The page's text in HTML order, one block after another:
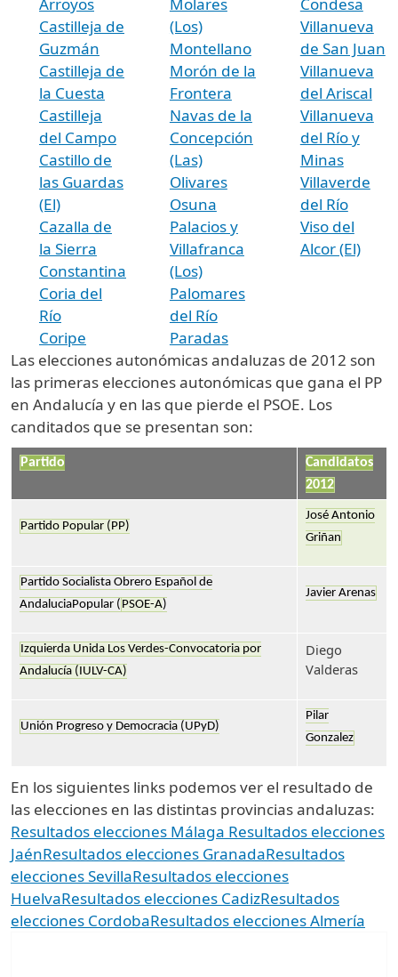
Castilleja de
Guzmán
Castilleja de
la Cuesta
Castilleja
del Campo
Castillo de
las Guardas
(El)
Cazalla de
la Sierra
Constantina
Coria del
Río
Coripe
(Los)
Montellano
Morón de la
Frontera
Navas de la
Concepción
(Las)
Olivares
Osuna
Palacios y
Villafranca
(Los)
Palomares
del Río
Paradas
Villanueva
de San Juan
Villanueva
del Ariscal
Villanueva
del Río y
Minas
Villaverde
del Río
Viso del
Alcor (El)
Las elecciones autonómicas andaluzas de 2012 son
las primeras elecciones autonómicas que gana el PP
en Andalucía y en las que pierde el PSOE. Los
canditados que se presentan son:
Partido
Candidatos
2012
Partido Popular (PP)
José Antonio
Griñan
Partido Socialista Obrero Español de
AndaluciaPopular ( PSOE-A)
Javier Arenas
Izquierda Unida Los Verdes-Convocatoria por
Andalucía (IULV-CA)
Diego
Valderas
Unión Progreso y Democracia (UPyD)
Pilar
Gonzalez
En los siguientes links podemos ver el resultado de
las elecciones en las distintas provincias andaluzas:
Resultados elecciones Málaga Resultados elecciones
JaénResultados elecciones GranadaResultados
elecciones SevillaResultados elecciones
HuelvaResultados elecciones CadizResultados
elecciones CordobaResultados elecciones Almería